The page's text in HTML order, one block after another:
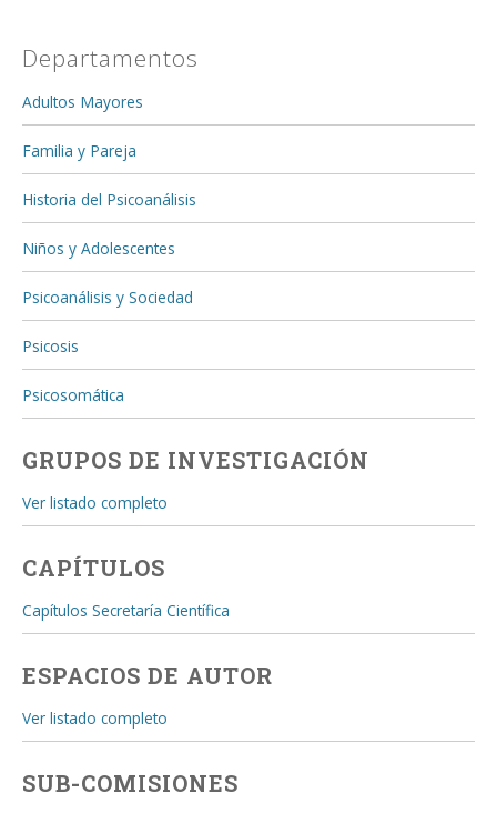
Departamentos
Adultos Mayores
Familia y Pareja
Historia del Psicoanálisis
Niños y Adolescentes
Psicoanálisis y Sociedad
Psicosis
Psicosomática
GRUPOS DE INVESTIGACIÓN
Ver listado completo
CAPÍTULOS
Capítulos Secretaría Científica
ESPACIOS DE AUTOR
Ver listado completo
SUB-COMISIONES